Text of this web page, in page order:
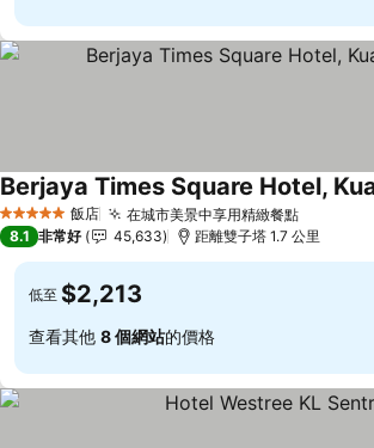
5 星級 飯店 在城市美景中享用精緻餐點查看價格
Berjaya Times Square Hotel,
8.1 非常好 45,633 距離雙子塔 1.7 公里
低至 $2,213
查看其他 8 個網站的價格